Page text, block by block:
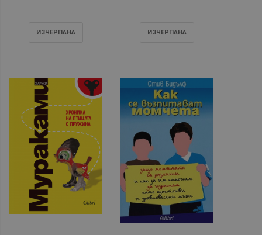
ИЗЧЕРПАНA ИЗЧЕРПАНA